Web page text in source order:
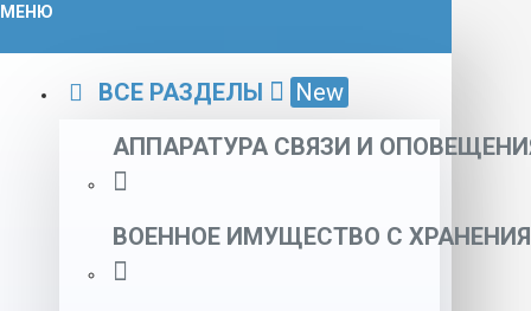
МЕНЮ
ВСЕ РАЗДЕЛЫ
New
АППАРАТУРА СВЯЗИ И
ВОЕННОЕ ИМУЩЕСТВО С ХРАНЕНИЯ